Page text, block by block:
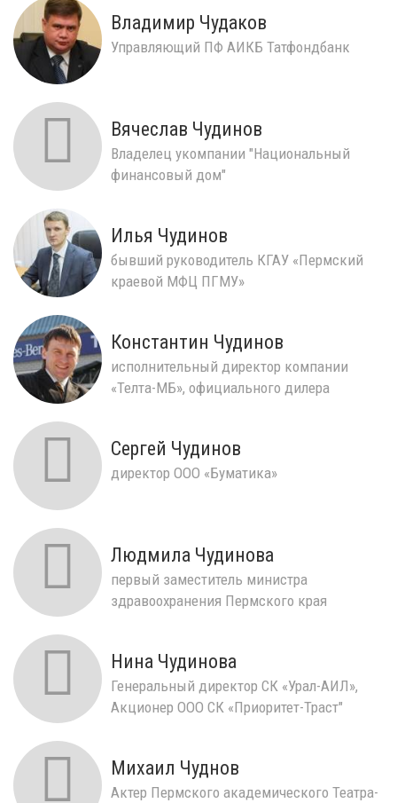
Владимир Чудаков
Управляющий ПФ АИКБ Татфондбанк
Вячеслав Чудинов
Владелец укомпании "Национальный
финансовый дом"
Илья Чудинов
бывший руководитель КГАУ «Пермский
краевой МФЦ ПГМУ»
Константин Чудинов
исполнительный директор компании
«Телта-МБ», официального дилера
Сергей Чудинов
директор ООО «Буматика»
Людмила Чудинова
первый заместитель министра
здравоохранения Пермского края
Нина Чудинова
Генеральный директор СК «Урал-АИЛ»,
Акционер ООО СК «Приоритет-Траст"
Михаил Чуднов
Актер Пермского академического Театра-